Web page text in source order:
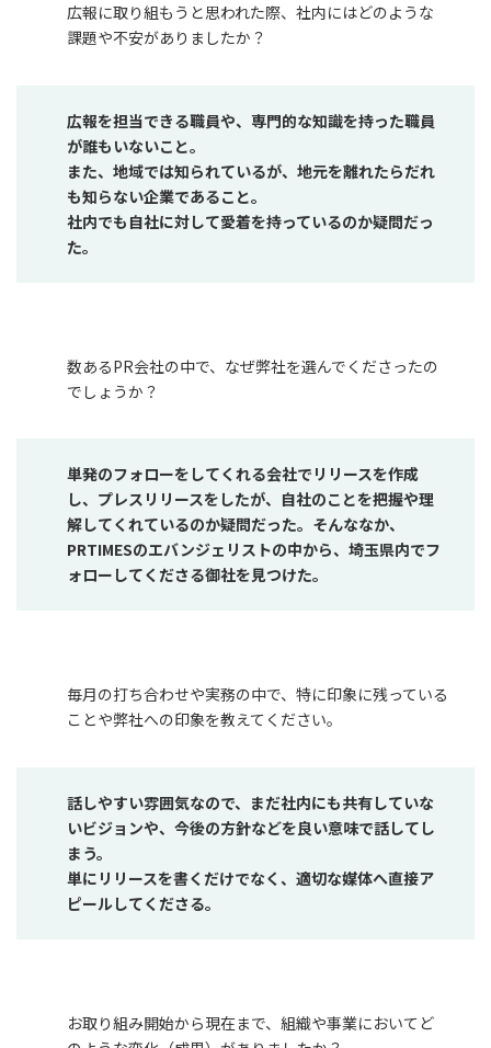
広報に取り組もうと思われた際、社内にはどのような
課題や不安がありましたか？
広報を担当できる職員や、専門的な知識を持った職員
が誰もいないこと。
また、地域では知られているが、地元を離れたらだれ
も知らない企業であること。
社内でも自社に対して愛着を持っているのか疑問だっ
た。
数あるPR会社の中で、なぜ弊社を選んでくださったの
でしょうか？
単発のフォローをしてくれる会社でリリースを作成
し、プレスリリースをしたが、自社のことを把握や理
解してくれているのか疑問だった。そんななか、
PRTIMESのエバンジェリストの中から、埼玉県内でフ
ォローしてくださる御社を見つけた。
毎月の打ち合わせや実務の中で、特に印象に残っている
ことや弊社への印象を教えてください。
話しやすい雰囲気なので、まだ社内にも共有していな
いビジョンや、今後の方針などを良い意味で話してし
まう。
単にリリースを書くだけでなく、適切な媒体へ直接ア
ピールしてくださる。
お取り組み開始から現在まで、組織や事業においてど